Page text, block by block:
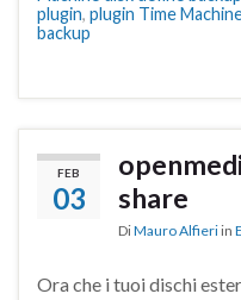
plugin, plugin Time
backup
FEB
03
share
DiMauro Alfieri in
Ora che i tuoi dischi